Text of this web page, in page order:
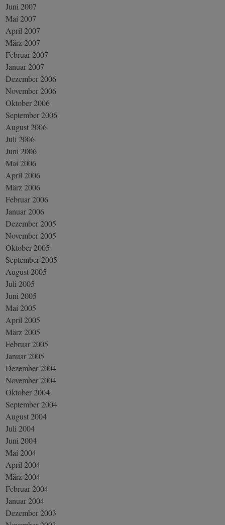
Juni 2007
Mai 2007
April 2007
März 2007
Februar 2007
Januar 2007
Dezember 2006
November 2006
Oktober 2006
September 2006
August 2006
Juli 2006
Juni 2006
Mai 2006
April 2006
März 2006
Februar 2006
Januar 2006
Dezember 2005
November 2005
Oktober 2005
September 2005
August 2005
Juli 2005
Juni 2005
Mai 2005
April 2005
März 2005
Februar 2005
Januar 2005
Dezember 2004
November 2004
Oktober 2004
September 2004
August 2004
Juli 2004
Juni 2004
Mai 2004
April 2004
März 2004
Februar 2004
Januar 2004
Dezember 2003